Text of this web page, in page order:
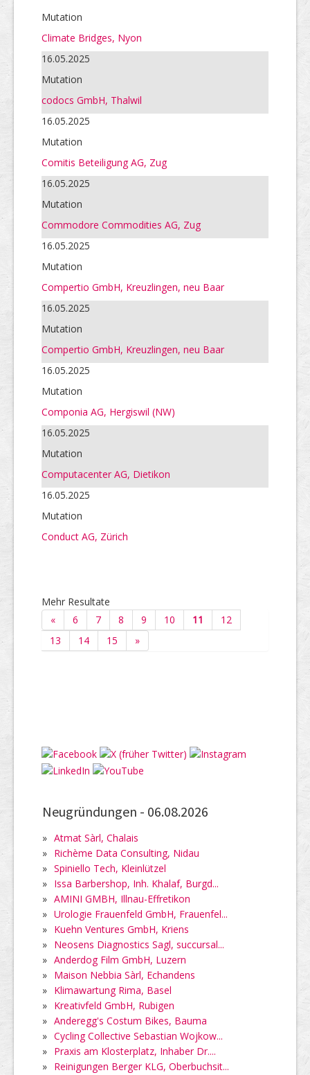
Mutation
Climate Bridges, Nyon
16.05.2025
Mutation
codocs GmbH, Thalwil
16.05.2025
Mutation
Comitis Beteiligung AG, Zug
16.05.2025
Mutation
Commodore Commodities AG, Zug
16.05.2025
Mutation
Compertio GmbH, Kreuzlingen, neu Baar
16.05.2025
Mutation
Compertio GmbH, Kreuzlingen, neu Baar
16.05.2025
Mutation
Componia AG, Hergiswil (NW)
16.05.2025
Mutation
Computacenter AG, Dietikon
16.05.2025
Mutation
Conduct AG, Zürich
Mehr Resultate
«
6 7 8 9 10 11
12
13
14 15 »
Neugründungen - 06.08.2026
» Atmat Sàrl, Chalais
» Richème Data Consulting, Nidau
» Spiniello Tech, Kleinlützel
» Issa Barbershop, Inh. Khalaf, Burgd...
» AMINI GMBH, Illnau-Effretikon
» Urologie Frauenfeld GmbH, Frauenfel...
» Kuehn Ventures GmbH, Kriens
» Neosens Diagnostics Sagl, succursal...
» Anderdog Film GmbH, Luzern
» Maison Nebbia Sàrl, Echandens
» Klimawartung Rima, Basel
» Kreativfeld GmbH, Rubigen
» Anderegg's Costum Bikes, Bauma
» Cycling Collective Sebastian Wojkow...
» Praxis am Klosterplatz, Inhaber Dr....
» Reinigungen Berger KLG, Oberbuchsit...